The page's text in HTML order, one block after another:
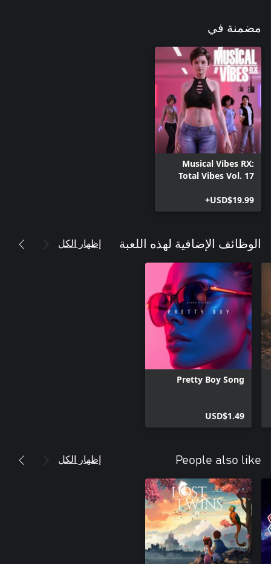
مضمنة في
Musical Vibes RX:
Total Vibes Vol. 17
USD$19.99+
الوظائف الإضافية لهذه اللعبة إظهار الكل
Pretty Boy Song
USD$1.49
People also like إظهار الكل